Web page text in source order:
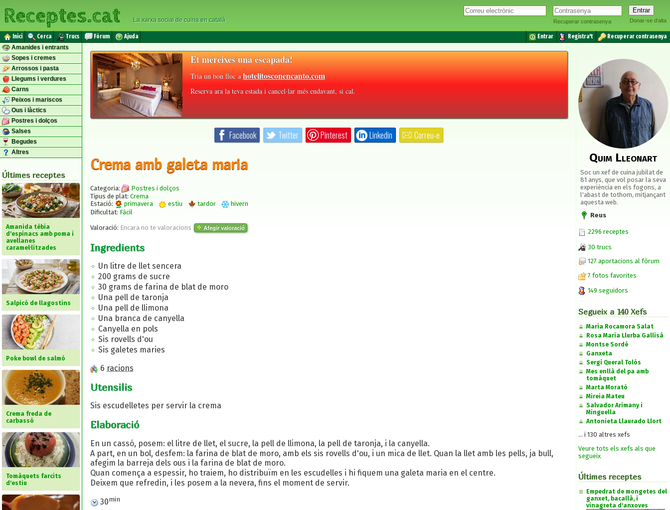
Recuperar contrasenya Donar-se d'alta
Receptes.cat La xarxa social de cuina en català
Inici Cerca Trucs Fòrum Ajuda Entrar Registra't
Recuperar contrasenya
Amanides i entrants
Sopes i cremes
Arrossos i pasta
Llegums i verdures
Carns
Peixos i mariscos
Ous i làctics
Postres i dolços
Salses
Begudes
Altres
Últimes receptes
Amanida tèbia
d'espinacs amb poma i
avellanes
caramel·litzades
Salpicó de llagostins
Poke bowl de salmó
Crema freda de
carbassó
Tomàquets farcits
d'estiu
Et mereixes una escapada!
Tria un bon lloc ahotelitosconencanto.com
Reserva ara la teva estada i cancel·lar més endavant, si cal.
Facebook Twitter Pinterest Linkedin Correu-e
Crema amb galeta maria
Categoria:
Postres i dolços
Tipus de plat: Crema
Estació:
primavera estiu tardor
hivern
Dificultat: Fàcil
Valoració: Encara no te valoracions Afegir valoració
Ingredients
Un litre de llet sencera
200 grams de sucre
30 grams de farina de blat de moro
Una pell de taronja
Una pell de llimona
Una branca de canyella
Canyella en pols
Sis rovells d'ou
Sis galetes maries
6 racions
Utensilis
Sis escudelletes per servir la crema
Elaboració
En un cassó, posem: el litre de llet, el sucre, la pell de llimona, la pell de taronja, i la canyella.
A part, en un bol, desfem: la farina de blat de moro, amb els sis rovells d'ou, i un mica de llet. Quan la llet amb les pells, ja bull,
afegim la barreja dels ous i la farina de blat de moro.
Quan comença a espessir, ho traiem, ho distribuïm en les escudelles i hi fiquem una galeta maria en el centre.
Deixem que refredin, i les posem a la nevera, fins el moment de servir.
30min
Quim Lleonart
Soc un xef de cuina jubilat de
81 anys, que vol posar la seva
experiència en els fogons, a
l'abast de tothom, mitjançant
aquesta web.
Reus
2296 receptes
30 trucs
127 aportacions al fòrum
7 fotos favorites
149 seguidors
Segueix a 140 Xefs
Maria Rocamora Salat
Rosa Maria Llurba Gallisá
Montse Sordé
Ganxeta
Sergi Queral Tolós
Mes enllà del pa amb
tomàquet
Marta Morató
Mireia Mateu
Salvador Arimany i
Minguella
Antonieta Llaurado Llort
... i 130 altres xefs
Veure tots els xefs als que
segueix
Últimes receptes
Empedrat de mongetes del
ganxet, bacallà, i
vinagreta d'anxoves